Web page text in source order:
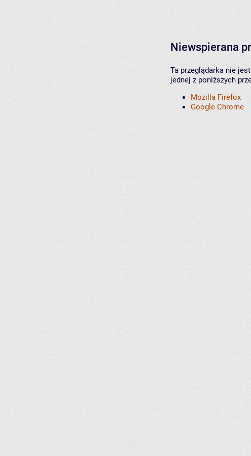
Niewspierana
Ta przeglądarka nie
jednej z poniższych
Mozilla Firefox
Google Chrome